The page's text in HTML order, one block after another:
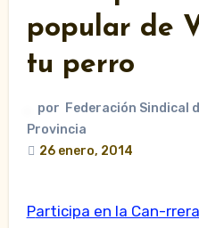
popular de
tu perro
por Federación Sindical
Provincia
26 enero, 2014
Participa en la Can-rrera popular de Valencia con